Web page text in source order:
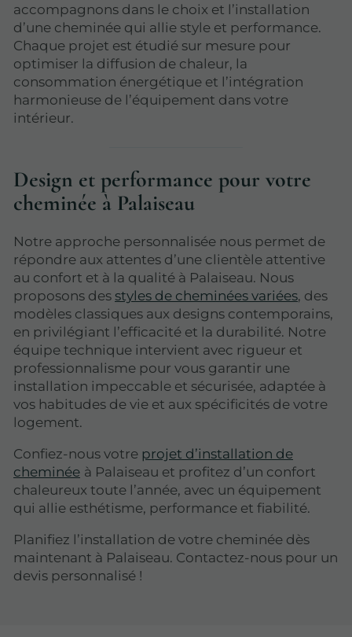
accompagnons dans le choix et l’installation
d’une cheminée qui allie style et performance.
Chaque projet est étudié sur mesure pour
optimiser la diffusion de chaleur, la
consommation énergétique et l’intégration
harmonieuse de l’équipement dans votre
intérieur.
Design et performance pour votre
cheminée à Palaiseau
Notre approche personnalisée nous permet de
répondre aux attentes d’une clientèle attentive
au confort et à la qualité à Palaiseau. Nous
proposons des styles de cheminées variées, des
modèles classiques aux designs contemporains,
en privilégiant l’efficacité et la durabilité. Notre
équipe technique intervient avec rigueur et
professionnalisme pour vous garantir une
installation impeccable et sécurisée, adaptée à
vos habitudes de vie et aux spécificités de votre
logement.
Confiez-nous votre projet d’installation de
cheminée à Palaiseau et profitez d’un confort
chaleureux toute l’année, avec un équipement
qui allie esthétisme, performance et fiabilité.
Planifiez l’installation de votre cheminée dès
maintenant à Palaiseau. Contactez-nous pour un
devis personnalisé !